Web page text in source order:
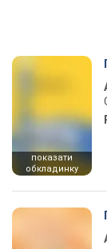
показати
обкладинку